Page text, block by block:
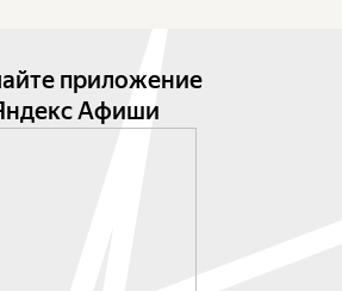
приложение
Афиши